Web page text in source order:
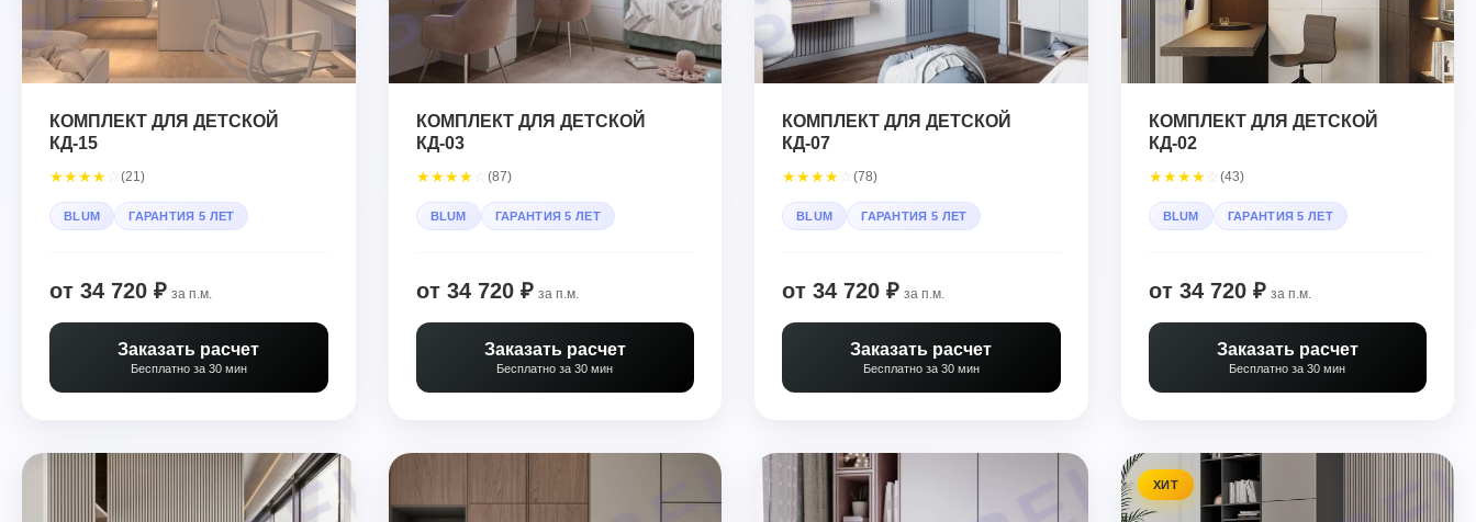
КОМПЛЕКТ ДЛЯ ДЕТСКОЙ
КД-15
★★★★ (21)
BLUM ГАРАНТИЯ 5 ЛЕТ
от 34 720 ₽ за п.м.
Заказать расчет
Бесплатно за 30 мин
КОМПЛЕКТ ДЛЯ ДЕТСКОЙ
КД-03
★★★★ (87)
BLUM ГАРАНТИЯ 5 ЛЕТ
от 34 720 ₽ за п.м.
Заказать расчет
Бесплатно за 30 мин
КОМПЛЕКТ ДЛЯ ДЕТСКОЙ
КД-07
★★★★ (78)
BLUM ГАРАНТИЯ 5 ЛЕТ
от 34 720 ₽ за п.м.
Заказать расчет
Бесплатно за 30 мин
КОМПЛЕКТ ДЛЯ ДЕТСКОЙ
КД-02
★★★★ (43)
BLUM ГАРАНТИЯ 5 ЛЕТ
от 34 720 ₽ за п.м.
Заказать расчет
Бесплатно за 30 мин
ХИТ